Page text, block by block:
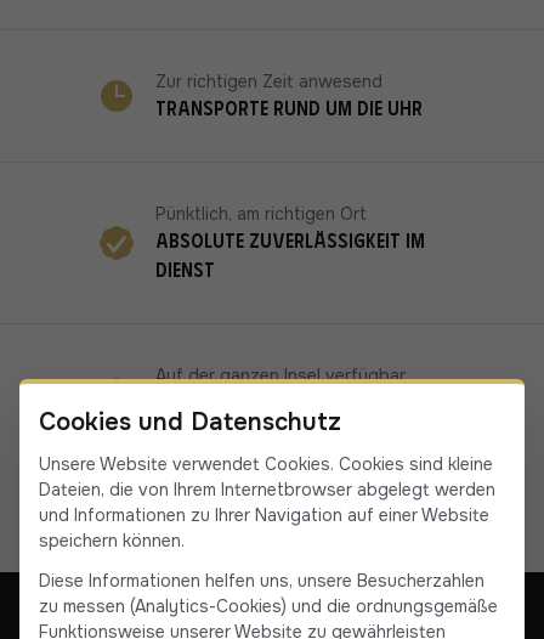
Transporte rund um die Uhr
Zur richtigen Zeit anwesend
Absolute Zuverlässigkeit im
Dienst
Pünktlich, am richtigen Ort
Auf der ganzen Insel verfügbar
Cookies und Datenschutz
Unsere Website verwendet Cookies. Cookies sind kleine
Dateien, die von Ihrem Internetbrowser abgelegt werden
und Informationen zu Ihrer Navigation auf einer Website
speichern können.
Diese Informationen helfen uns, unsere Besucherzahlen
zu messen (Analytics-Cookies) und die ordnungsgemäße
Funktionsweise unserer Website zu gewährleisten